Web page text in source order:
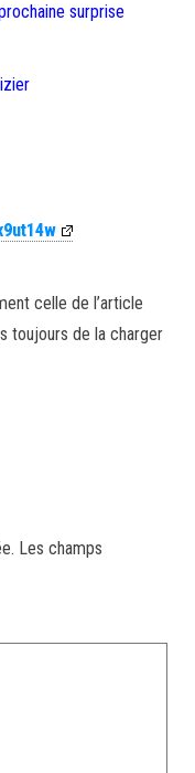
surprise
celle de l’article
toujours de la charger
Les champs